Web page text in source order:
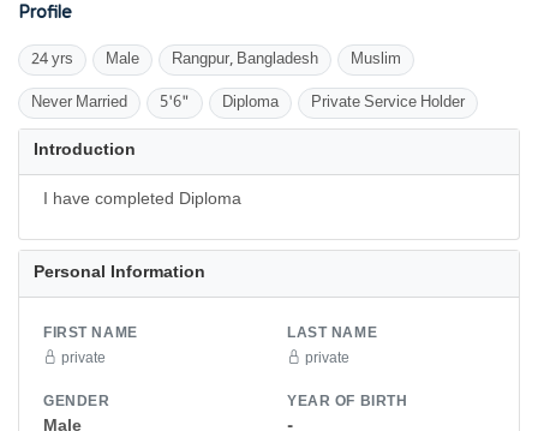
Profile
24 yrs Male Rangpur, Bangladesh Muslim
Never Married 5'6" Diploma Private Service Holder
Introduction
I have completed Diploma
Personal Information
FIRST NAME
private
LAST NAME
private
GENDER YEAR OF BIRTH